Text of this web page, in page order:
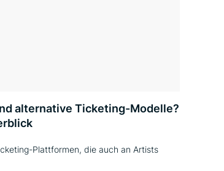
alternative Ticketing-Modelle?
Plattformen, die auch an Artists